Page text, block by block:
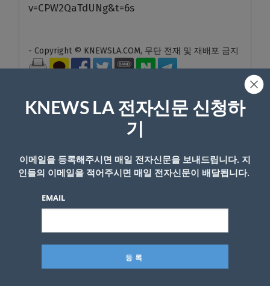
v=CPW2QaTdUNg&t=6s
- Copyright © KNEWSLA.COM, 무단 전재 및 재배포 금지
이메일 주소는 공개되지 않습니다. 필수 필드는* 로 표시됩니
*
KNEWS LA 전자신문 신청하
기
이메일을 등록해주시면 매일 전자신문을 보내드립니다. 지
인들의 이메일을 적어주시면 매일 전자신문이 배달됩니다.
EMAIL